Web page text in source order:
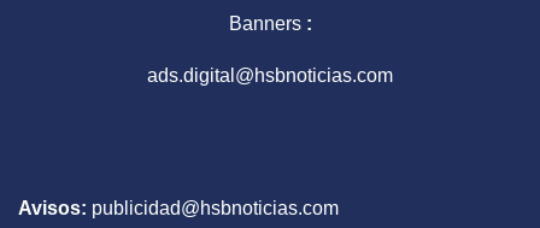
Banners :
ads.digital@hsbnoticias.com
Avisos: publicidad@hsbnoticias.com